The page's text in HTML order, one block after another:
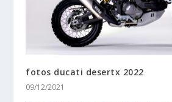
fotos ducati desertx 2022
09/12/2021